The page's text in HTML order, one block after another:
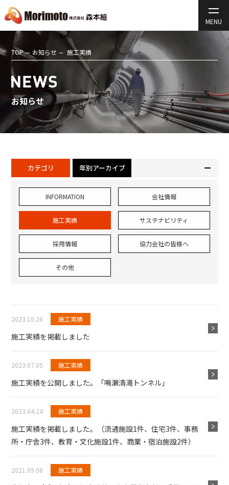
TOP お知らせ 施工実績
お知らせ
カテゴリ 年別アーカイブ
INFORMATION 会社情報
施工実績 サステナビリティ
採用情報 協力会社の皆様へ
その他
2023.10.26 施工実績
施工実績を掲載しました
2023.07.05 施工実績
施工実績を公開しました。「鳴瀬清滝トンネル」
2023.04.24 施工実績
施工実績を掲載しました。（流通施設1件、住宅3件、事務
所・庁舎3件、教育・文化施設1件、商業・宿泊施設2件）
2021.09.08 施工実績